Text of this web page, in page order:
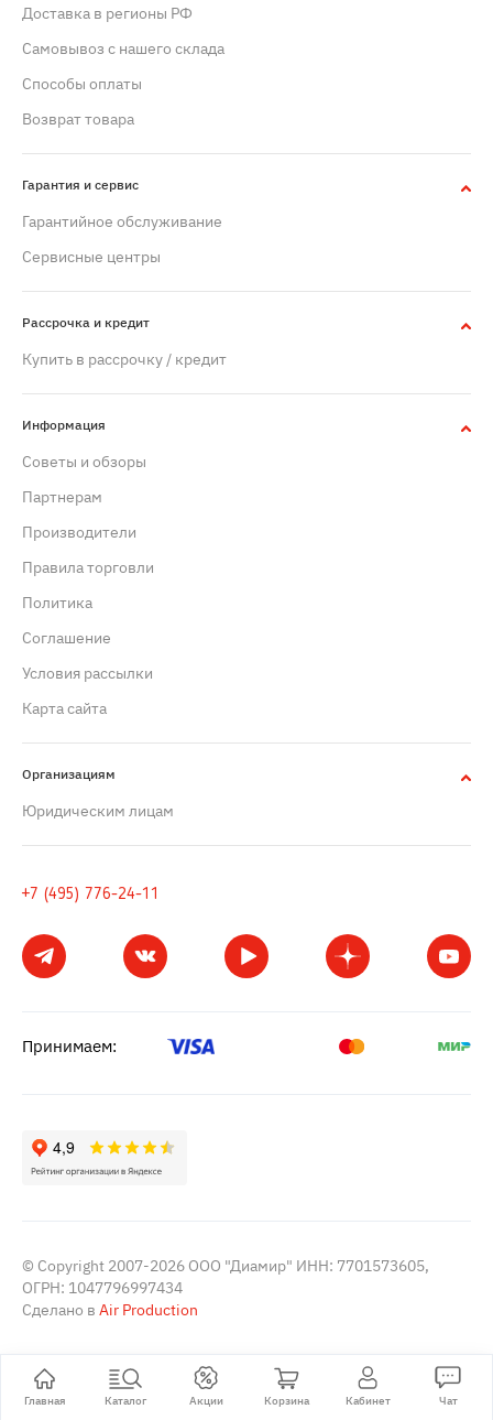
Главная Каталог Акции Корзина Кабинет Чат
Доставка в регионы РФ
Самовывоз с нашего склада
Способы оплаты
Возврат товара
Гарантия и сервис
Гарантийное обслуживание
Сервисные центры
Рассрочка и кредит
Купить в рассрочку / кредит
Информация
Советы и обзоры
Партнерам
Производители
Правила торговли
Политика
Cоглашение
Условия рассылки
Карта сайта
Организациям
Юридическим лицам
+7 (495) 776-24-11
Принимаем:
© Copyright 2007-2026 ООО "Диамир" ИНН: 7701573605,
ОГРН: 1047796997434
Сделано в Air Production